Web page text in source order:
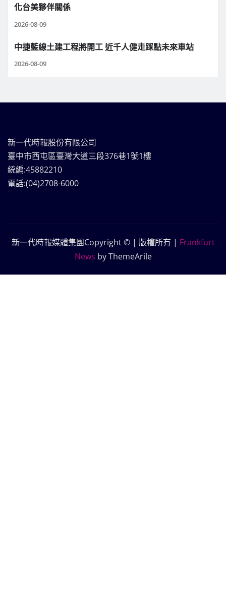
化台美夥伴關係
2026-08-09
中捷藍線土建工程將開工 近千人健走踩點未來車站
2026-08-09
新一代時報股份有限公司
臺中市西屯區臺灣大道三段376巷1號1樓
統編:45882210
電話:(04)2708-6000
新一代時報媒體集團Copyright © | 版權所有 | Frankfurt
News by ThemeArile